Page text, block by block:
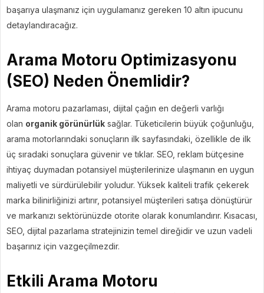
başarıya ulaşmanız için uygulamanız gereken 10 altın ipucunu
detaylandıracağız.
Arama Motoru Optimizasyonu
(SEO) Neden Önemlidir?
Arama motoru pazarlaması, dijital çağın en değerli varlığı
olan organik görünürlük sağlar. Tüketicilerin büyük çoğunluğu,
arama motorlarındaki sonuçların ilk sayfasındaki, özellikle de ilk
üç sıradaki sonuçlara güvenir ve tıklar. SEO, reklam bütçesine
ihtiyaç duymadan potansiyel müşterilerinize ulaşmanın en uygun
maliyetli ve sürdürülebilir yoludur. Yüksek kaliteli trafik çekerek
marka bilinirliğinizi artırır, potansiyel müşterileri satışa dönüştürür
ve markanızı sektörünüzde otorite olarak konumlandırır. Kısacası,
SEO, dijital pazarlama stratejinizin temel direğidir ve uzun vadeli
başarınız için vazgeçilmezdir.
Etkili Arama Motoru